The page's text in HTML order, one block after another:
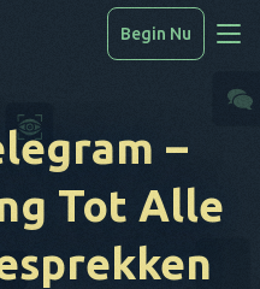
Begin Nu
–
Tot Alle